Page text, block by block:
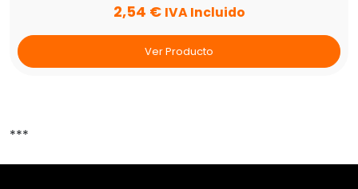
2,54 € IVA Incluido
Ver Producto
***